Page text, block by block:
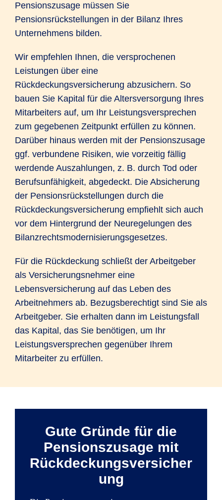
Pensionszusage müssen Sie
Pensionsrückstellungen in der Bilanz Ihres
Unternehmens bilden.
Wir empfehlen Ihnen, die versprochenen
Leistungen über eine
Rückdeckungsversicherung abzusichern. So
bauen Sie Kapital für die Altersversorgung Ihres
Mitarbeiters auf, um Ihr Leistungsversprechen
zum gegebenen Zeitpunkt erfüllen zu können.
Darüber hinaus werden mit der Pensionszusage
ggf. verbundene Risiken, wie vorzeitig fällig
werdende Auszahlungen, z. B. durch Tod oder
Berufsunfähigkeit, abgedeckt. Die Absicherung
der Pensionsrückstellungen durch die
Rückdeckungsversicherung empfiehlt sich auch
vor dem Hintergrund der Neuregelungen des
Bilanzrechtsmodernisierungsgesetzes.
Für die Rückdeckung schließt der Arbeitgeber
als Versicherungsnehmer eine
Lebensversicherung auf das Leben des
Arbeitnehmers ab. Bezugsberechtigt sind Sie als
Arbeitgeber. Sie erhalten dann im Leistungsfall
das Kapital, das Sie benötigen, um Ihr
Leistungsversprechen gegenüber Ihrem
Mitarbeiter zu erfüllen.
Gute Gründe für die
Pensionszusage mit
Rückdeckungsversicher
ung